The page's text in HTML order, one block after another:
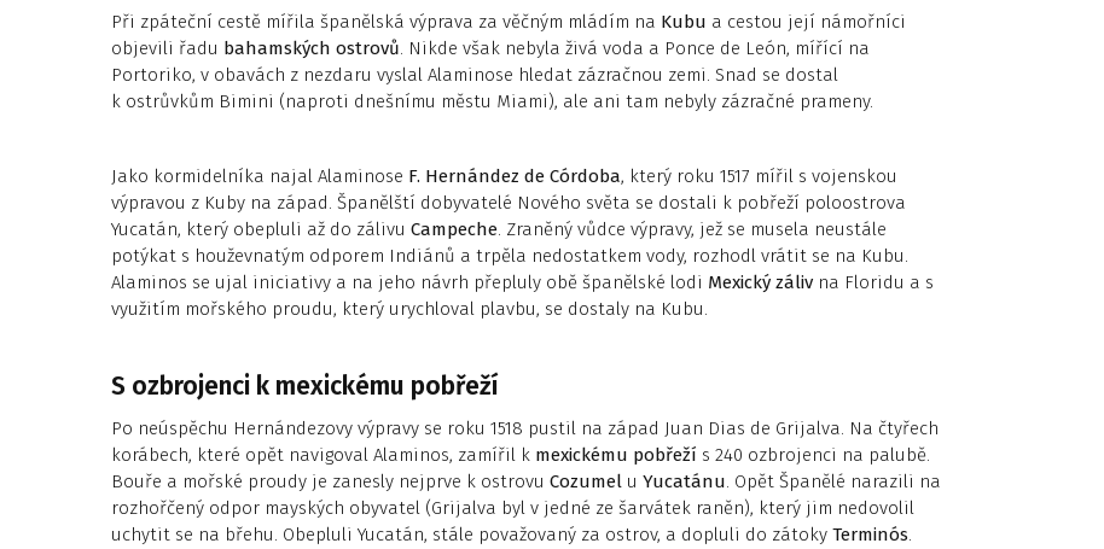
Při zpáteční cestě mířila španělská výprava za věčným mládím na Kubu a cestou její námořníci
objevili řadu bahamských ostrovů. Nikde však nebyla živá voda a Ponce de León, mířící na
Portoriko, v obavách z nezdaru vyslal Alaminose hledat zázračnou zemi. Snad se dostal
k ostrůvkům Bimini (naproti dnešnímu městu Miami), ale ani tam nebyly zázračné prameny.
Jako kormidelníka najal Alaminose F. Hernández de Córdoba, který roku 1517 mířil s vojenskou
výpravou z Kuby na západ. Španělští dobyvatelé Nového světa se dostali k pobřeží poloostrova
Yucatán, který obepluli až do zálivu Campeche. Zraněný vůdce výpravy, jež se musela neustále
potýkat s houževnatým odporem Indiánů a trpěla nedostatkem vody, rozhodl vrátit se na Kubu.
Alaminos se ujal iniciativy a na jeho návrh přepluly obě španělské lodi Mexický záliv na Floridu a s
využitím mořského proudu, který urychloval plavbu, se dostaly na Kubu.
S ozbrojenci k mexickému pobřeží
Po neúspěchu Hernándezovy výpravy se roku 1518 pustil na západ Juan Dias de Grijalva. Na čtyřech
korábech, které opět navigoval Alaminos, zamířil k mexickému pobřeží s 240 ozbrojenci na palubě.
Bouře a mořské proudy je zanesly nejprve k ostrovu Cozumel u Yucatánu. Opět Španělé narazili na
rozhořčený odpor mayských obyvatel (Grijalva byl v jedné ze šarvátek raněn), který jim nedovolil
uchytit se na břehu. Obepluli Yucatán, stále považovaný za ostrov, a dopluli do zátoky Terminós.